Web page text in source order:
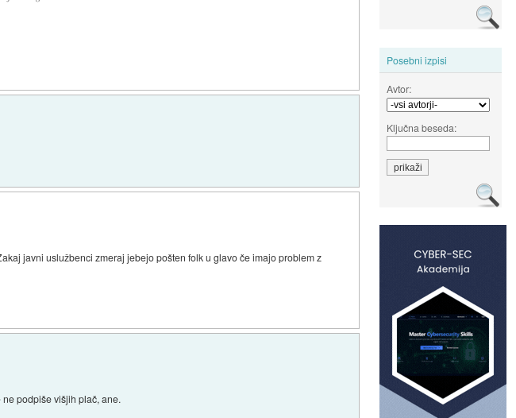
Posebni izpisi
Avtor:
Ključna beseda:
javni uslužbenci zmeraj jebejo pošten folk u glavo če imajo problem z
podpiše višjih plač, ane.